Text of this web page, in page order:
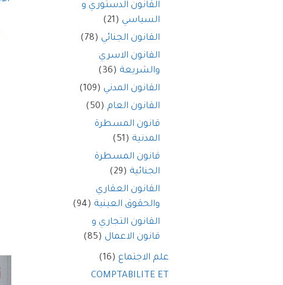
القانون الدستوري و
السياسي (21)
القانون الجنائي (78)
القانون الاسري
والشريعة (36)
القانون المدني (109)
القانون العام (50)
قانون المسطرة
المدنية (51)
قانون المسطرة
الجنائية (29)
القانون العقاري
والحقوق العينية (94)
القانون التجاري و
قانون الاعمال (85)
علم الاجتماع (16)
COMPTABILITE ET